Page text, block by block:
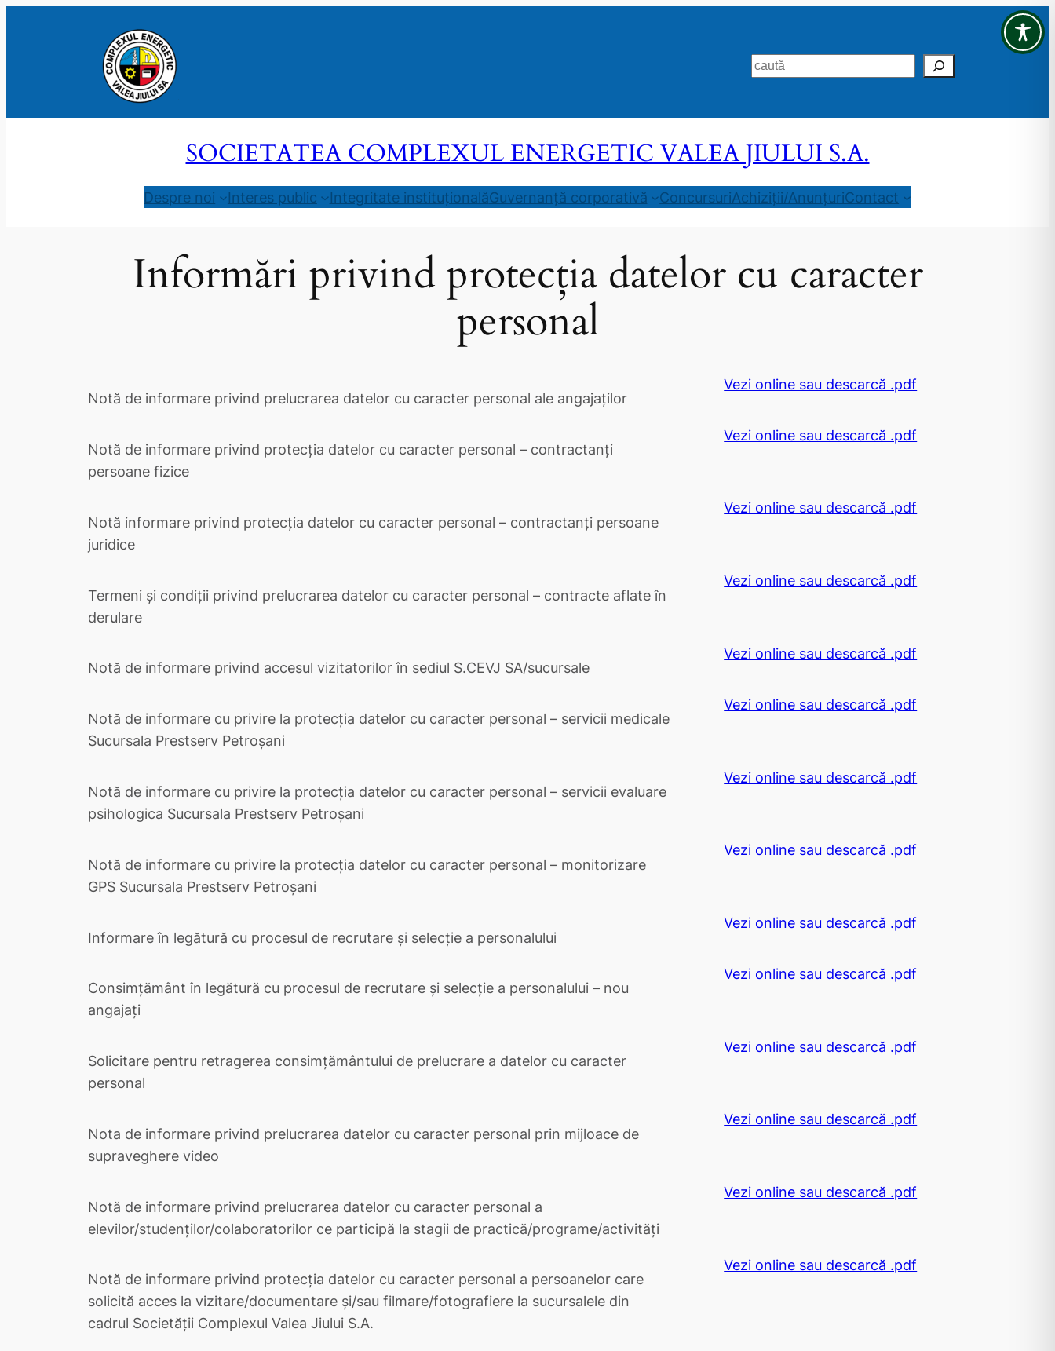
Search
SOCIETATEA COMPLEXUL ENERGETIC VALEA JIULUI S.A.
Despre noi Interes public Integritate instituționalăGuvernanță corporativă ConcursuriAchiziții/AnunțuriContact
Informări privind protecția datelor cu caracter
personal
Notă de informare privind prelucrarea datelor cu caracter personal ale angajaților
Vezi online sau descarcă .pdf
Notă de informare privind protecția datelor cu caracter personal – contractanți
persoane fizice
Vezi online sau descarcă .pdf
Notă informare privind protecția datelor cu caracter personal – contractanți persoane
juridice
Vezi online sau descarcă .pdf
Termeni şi condiții privind prelucrarea datelor cu caracter personal – contracte aflate în
derulare
Vezi online sau descarcă .pdf
Notă de informare privind accesul vizitatorilor în sediul S.CEVJ SA/sucursale
Vezi online sau descarcă .pdf
Notă de informare cu privire la protecția datelor cu caracter personal – servicii medicale
Sucursala Prestserv Petroșani
Vezi online sau descarcă .pdf
Notă de informare cu privire la protecția datelor cu caracter personal – servicii evaluare
psihologica Sucursala Prestserv Petroșani
Vezi online sau descarcă .pdf
Notă de informare cu privire la protecția datelor cu caracter personal – monitorizare
GPS Sucursala Prestserv Petroșani
Vezi online sau descarcă .pdf
Informare în legătură cu procesul de recrutare și selecție a personalului
Vezi online sau descarcă .pdf
Consimțământ în legătură cu procesul de recrutare și selecție a personalului – nou
angajați
Vezi online sau descarcă .pdf
Solicitare pentru retragerea consimțământului de prelucrare a datelor cu caracter
personal
Vezi online sau descarcă .pdf
Nota de informare privind prelucrarea datelor cu caracter personal prin mijloace de
supraveghere video
Vezi online sau descarcă .pdf
Notă de informare privind prelucrarea datelor cu caracter personal a
elevilor/studenților/colaboratorilor ce participă la stagii de practică/programe/activități
Vezi online sau descarcă .pdf
Notă de informare privind protecţia datelor cu caracter personal a persoanelor care
solicită acces la vizitare/documentare şi/sau filmare/fotografiere la sucursalele din
cadrul Societății Complexul Valea Jiului S.A.
Vezi online sau descarcă .pdf